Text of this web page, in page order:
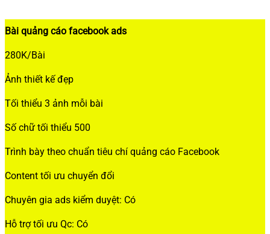
Bài quảng cáo facebook ads
280K/Bài
Ảnh thiết kế đẹp
Tối thiểu 3 ảnh mỗi bài
Số chữ tối thiểu 500
Trình bày theo chuẩn tiêu chí quảng cáo Facebook
Content tối ưu chuyển đổi
Chuyên gia ads kiểm duyệt: Có
Hỗ trợ tối ưu Qc: Có